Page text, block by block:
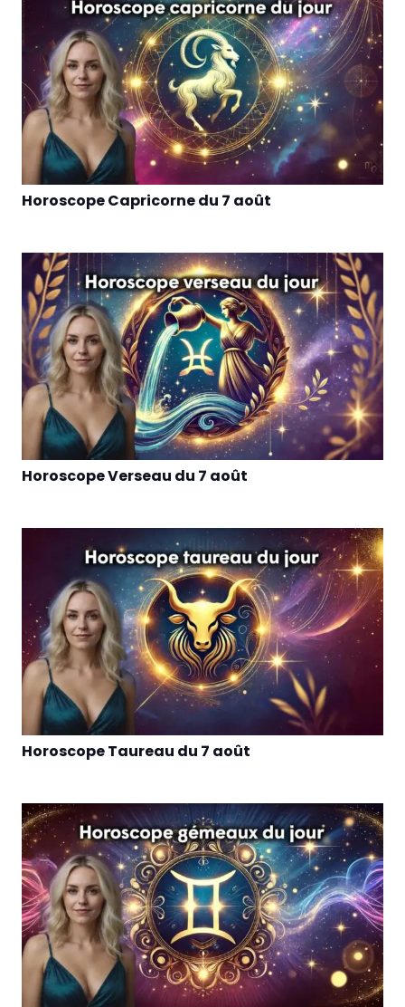
Horoscope Capricorne du 7 août
Horoscope Verseau du 7 août
Horoscope Taureau du 7 août